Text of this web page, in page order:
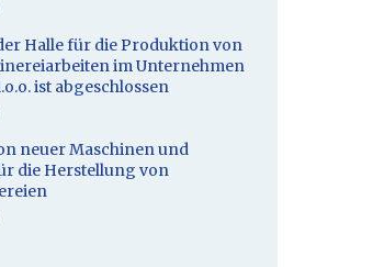
Halle für die Produktion von
im Unternehmen
ist abgeschlossen
neuer Maschinen und
die Herstellung von